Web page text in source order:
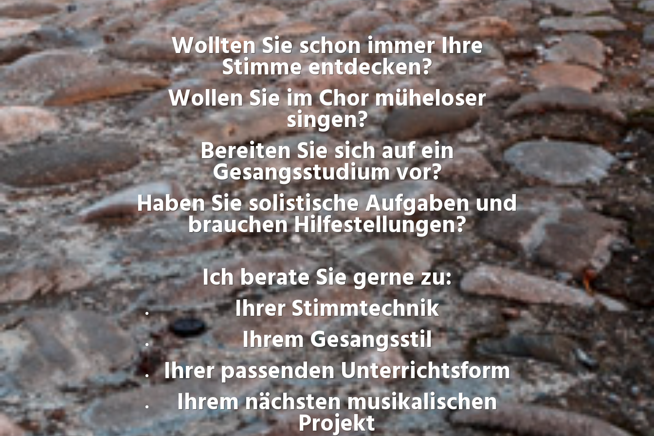
Wollten Sie schon immer Ihre
Stimme entdecken?
Wollen Sie im Chor müheloser
singen?
Bereiten Sie sich auf ein
Gesangsstudium vor?
Haben Sie solistische Aufgaben und
brauchen Hilfestellungen?
Ich berate Sie gerne zu:
Ihrer Stimmtechnik
Ihrem Gesangsstil
Ihrer passenden Unterrichtsform
Ihrem nächsten musikalischen
Projekt